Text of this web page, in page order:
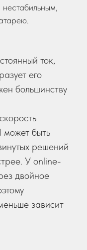
ток,
его
большинству
быть
решений
У online-
двойное
зависит